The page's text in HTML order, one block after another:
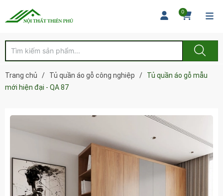
0
Trang chủ / Tủ quần áo gỗ công nghiệp /
Tủ quần áo gỗ mẫu
mới hiện đại - QA 87